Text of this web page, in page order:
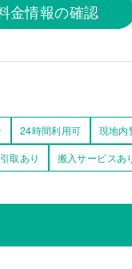
金情報の確認
24時間利用可 現地内
取あり 搬入サービスあ